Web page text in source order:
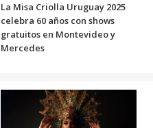
La Misa Criolla Uruguay 2025
celebra 60 años con shows
gratuitos en Montevideo y
Mercedes